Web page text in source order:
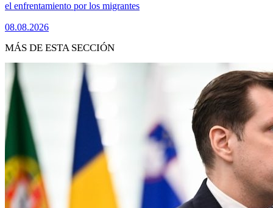
el enfrentamiento por los migrantes
08.08.2026
MÁS DE ESTA SECCIÓN